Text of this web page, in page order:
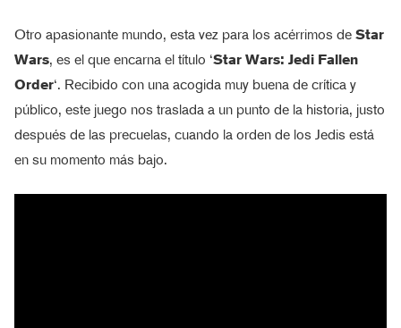
Otro apasionante mundo, esta vez para los acérrimos de Star
Wars, es el que encarna el título ‘Star Wars: Jedi Fallen
Order‘. Recibido con una acogida muy buena de crítica y
público, este juego nos traslada a un punto de la historia, justo
después de las precuelas, cuando la orden de los Jedis está
en su momento más bajo.